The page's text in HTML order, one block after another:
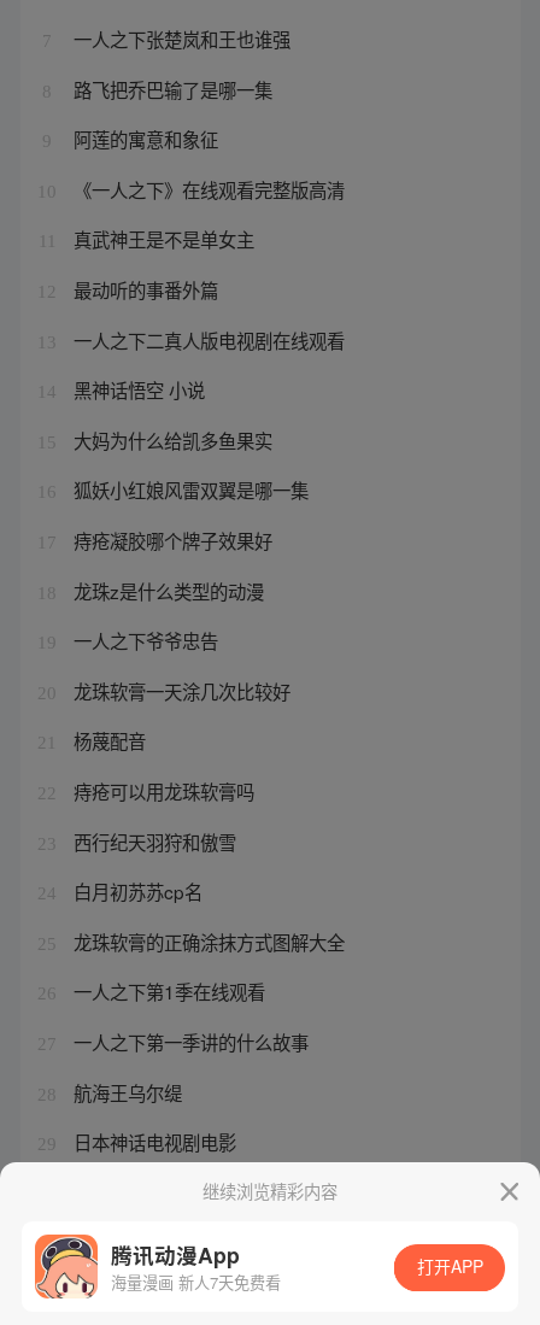
7 一人之下张楚岚和王也谁强
8 路飞把乔巴输了是哪一集
9 阿莲的寓意和象征
10 《一人之下》在线观看完整版高清
真武神王是不是单女主
12 最动听的事番外篇
13 一人之下二真人版电视剧在线观看
14 黑神话悟空 小说
15 大妈为什么给凯多鱼果实
16 狐妖小红娘风雷双翼是哪一集
17 痔疮凝胶哪个牌子效果好
18 龙珠z是什么类型的动漫
19 一人之下爷爷忠告
20 龙珠软膏一天涂几次比较好
21 杨蔑配音
22 痔疮可以用龙珠软膏吗
23 西行纪天羽狩和傲雪
24 白月初苏苏cp名
25 龙珠软膏的正确涂抹方式图解大全
26 一人之下第1季在线观看
27 一人之下第一季讲的什么故事
28 航海王乌尔缇
29 日本神话电视剧电影
他克莫司软膏睡觉前要洗掉吗
继续浏览精彩内容
腾讯动漫App
海量漫画 新人7天免费看
打开APP